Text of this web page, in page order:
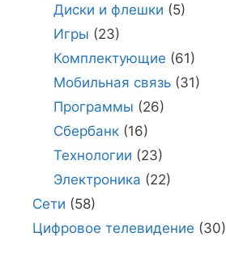
Диски и флешки (5)
Игры (23)
Комплектующие (61)
Мобильная связь(31)
Программы (26)
Сбербанк(16)
Технологии (23)
Электроника (22)
Сети (58)
Цифровое телевидение (30)